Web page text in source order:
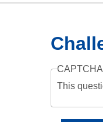
CAPTCHA
This